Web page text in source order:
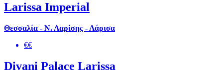
Larissa Imperial
Θεσσαλία - Ν. Λαρίσης - Λάρισα
€€
Divani Palace Larissa